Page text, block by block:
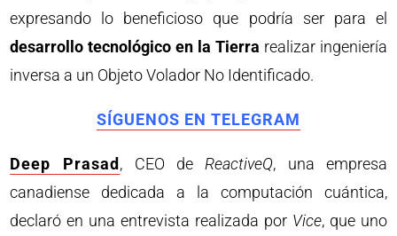
expresando lo beneficioso que podría ser para el
desarrollo tecnológico en la Tierra realizar ingeniería
inversa a un Objeto Volador No Identificado.
SÍGUENOS EN TELEGRAM
Deep Prasad, CEO deReactiveQ, una empresa
canadiense dedicada a la computación cuántica,
declaró en una entrevista realizada por Vice, que uno